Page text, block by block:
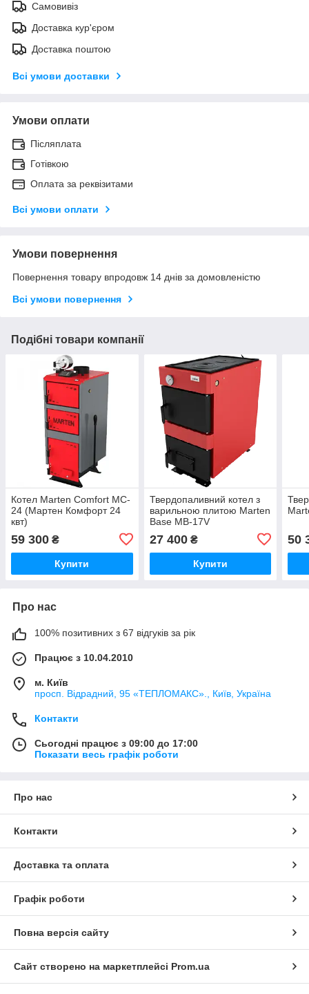
Самовивіз
Доставка кур'єром
Доставка поштою
Всі умови доставки
Умови оплати
Післяплата
Готівкою
Оплата за реквізитами
Всі умови оплати
Умови повернення
Повернення товару впродовж 14 днів за домовленістю
Всі умови повернення
Подібні товари компанії
Котел Marten Comfort MC-
24 (Мартен Комфорт 24
квт)
59 300 ₴
Купити
Твердопаливний котел з
варильною плитою Marten
Base MB-17V
27 400₴
Купити
50
Про нас
100% позитивних з 67 відгуків за рік
Працює з 10.04.2010
м. Київ
просп. Відрадний, 95 «ТЕПЛОМАКС»., Київ, Україна
Контакти
Сьогодні працює з 09:00 до 17:00
Показати весь графік роботи
Про нас
Контакти
Доставка та оплата
Графік роботи
Повна версія сайту
Сайт створено на маркетплейсі Prom.ua